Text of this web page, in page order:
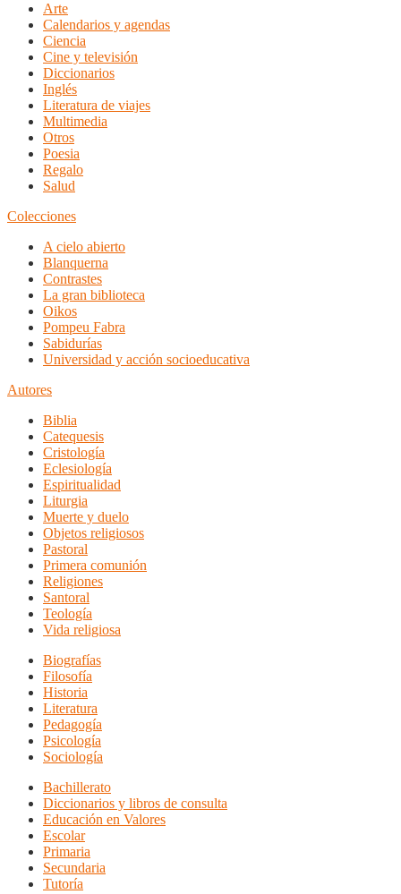
Arte
Calendarios y agendas
Ciencia
Cine y televisión
Diccionarios
Inglés
Literatura de viajes
Multimedia
Otros
Poesia
Regalo
Salud
Colecciones
A cielo abierto
Blanquerna
Contrastes
La gran biblioteca
Oikos
Pompeu Fabra
Sabidurías
Universidad y acción socioeducativa
Autores
Biblia
Catequesis
Cristología
Eclesiología
Espiritualidad
Liturgia
Muerte y duelo
Objetos religiosos
Pastoral
Primera comunión
Religiones
Santoral
Teología
Vida religiosa
Biografías
Filosofía
Historia
Literatura
Pedagogía
Psicología
Sociología
Bachillerato
Diccionarios y libros de consulta
Educación en Valores
Escolar
Primaria
Secundaria
Tutoría